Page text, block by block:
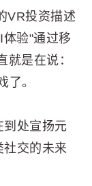
VR投资描述
验"通过移
是在说：
了。
到处宣扬元
社交的未来